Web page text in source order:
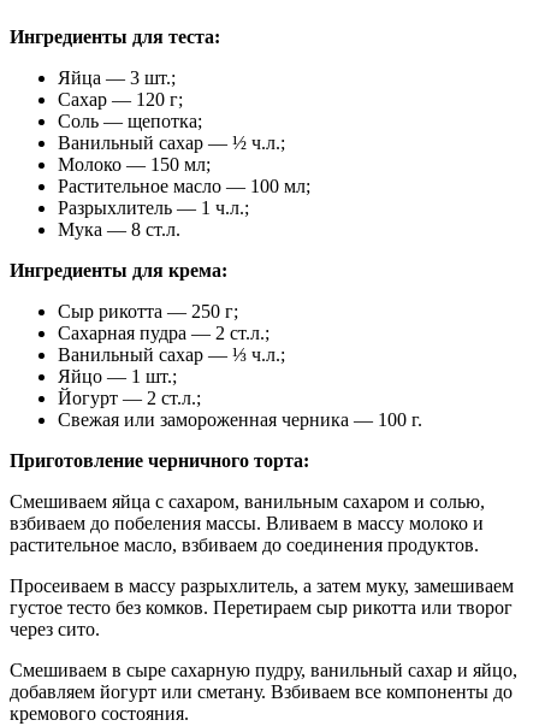
Ингредиенты для теста:
Яйца — 3 шт.;
Сахар — 120 г;
Соль — щепотка;
Ванильный сахар — ½ ч.л.;
Молоко — 150 мл;
Растительное масло — 100 мл;
Разрыхлитель — 1 ч.л.;
Мука — 8 ст.л.
Ингредиенты для крема:
Сыр рикотта — 250 г;
Сахарная пудра — 2 ст.л.;
Ванильный сахар — ⅓ ч.л.;
Яйцо — 1 шт.;
Йогурт — 2 ст.л.;
Свежая или замороженная черника — 100 г.
Приготовление черничного торта:
Смешиваем яйца с сахаром, ванильным сахаром и солью,
взбиваем до побеления массы. Вливаем в массу молоко и
растительное масло, взбиваем до соединения продуктов.
Просеиваем в массу разрыхлитель, а затем муку, замешиваем
густое тесто без комков. Перетираем сыр рикотта или творог
через сито.
Смешиваем в сыре сахарную пудру, ванильный сахар и яйцо,
добавляем йогурт или сметану. Взбиваем все компоненты до
кремового состояния.